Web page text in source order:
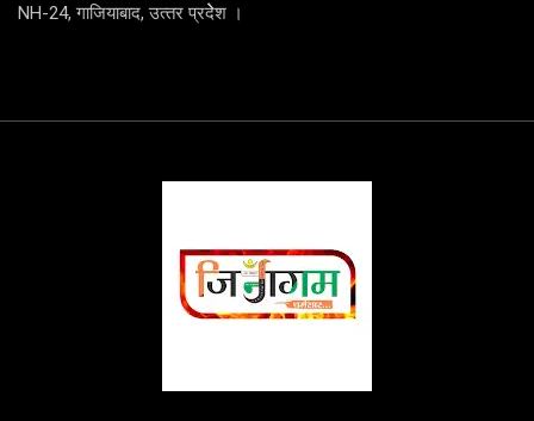
NH-24, गाजियाबाद, उत्‍तर प्रदेेेेश ।